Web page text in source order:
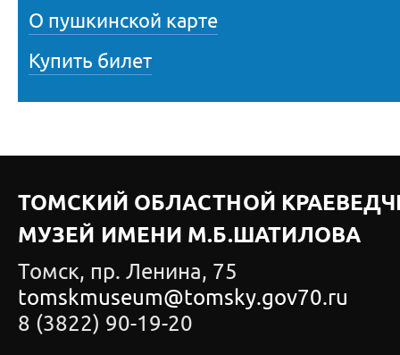
О пушкинской карте
Купить билет
ТОМСКИЙ ОБЛАСТНОЙ
МУЗЕЙ ИМЕНИ М.Б.ШАТИЛОВА
Томск, пр. Ленина, 75
tomskmuseum@tomsky.gov70.ru
8 (3822) 90-19-20